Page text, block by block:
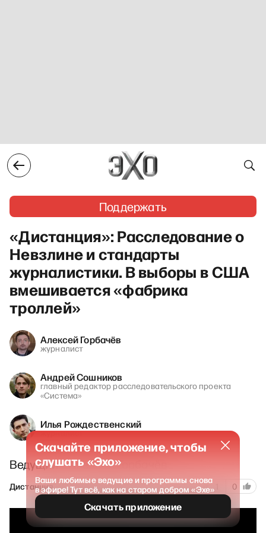
Поддержать
«Дистанция»: Расследование о
Невзлине и стандарты
журналистики. В выборы в США
вмешивается «фабрика
троллей»
Алексей Горбачёв
журналист
Андрей Сошников
главный редактор расследовательского проекта
«Система»
Илья Рождественский
журналист
Ведущий – Алексей Горбачёв
Дистанция 20 сентября 2024 133 0
Скачайте приложение, чтобы
слушать «Эхо»
Ваши любимые ведущие и программы снова
в эфире! Тут всё, как на старом добром «Эхе»
Скачать приложение